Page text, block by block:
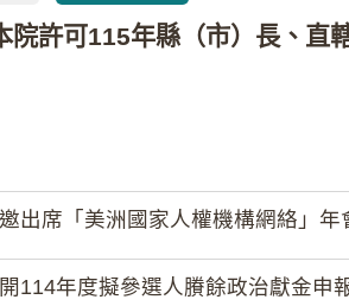
出席「美洲國家人權機構網絡」
114年度擬參選人賸餘政治獻金申